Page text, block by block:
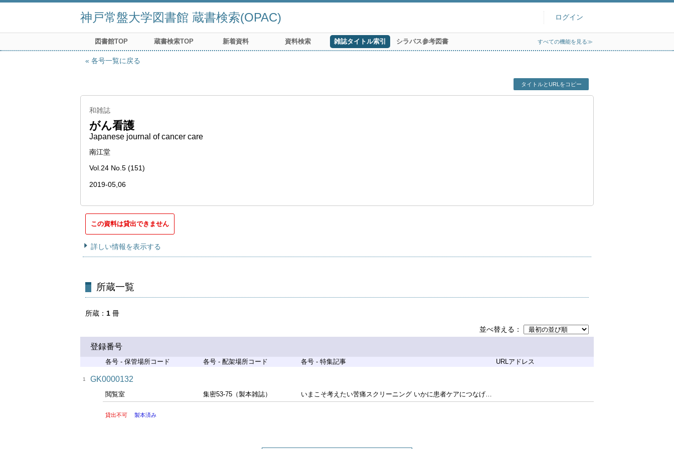
神戸常盤大学図書館 蔵書検索(OPAC) ログイン
図書館TOP 蔵書検索TOP 新着資料 資料検索 雑誌タイトル索引 シラバス参考図書 すべての機能を見る≫
各号一覧に戻る
タイトルとURLをコピー
和雑誌
がん看護
Japanese journal of cancer care
南江堂
Vol.24 No.5 (151)
2019-05,06
この資料は貸出できません
詳しい情報を表示する
所蔵一覧
所蔵 1 冊
並べ替える
登録番号
各号 - 保管場所コード 各号 - 配架場所コード 各号 - 特集記事 URLアドレス
1 GK0000132
閲覧室 集密53-75（製本雑誌） いまこそ考えたい苦痛スクリーニング いかに患者ケアにつなげるか
貸出不可 製本済み